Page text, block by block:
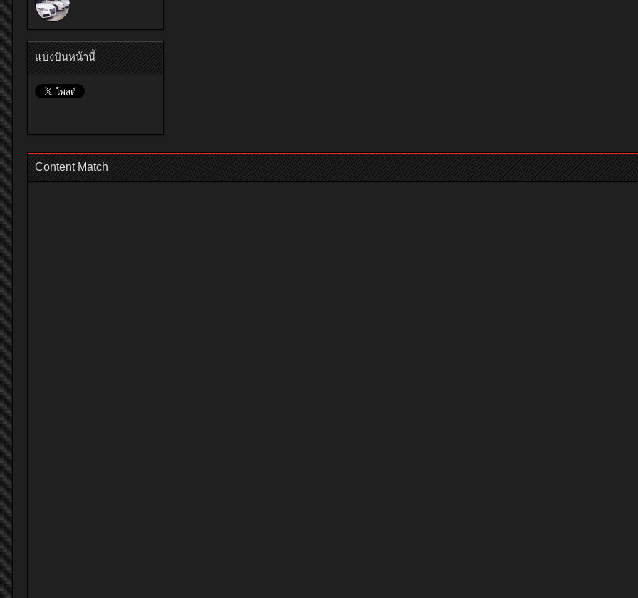
แบ่งปันหน้านี้
Content Match